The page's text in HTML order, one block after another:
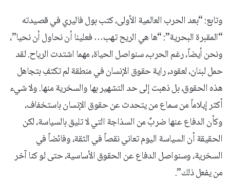
وتابع: “بعد الحرب العالمية الأولى، كتب بول فاليري في قصيدته
“المقبرة البحرية”: “ها هي الريح تهب… فعلينا أن نحاول أن نحيا”،
ونحن أيضاً، رغم الحرب، سنواصل الحياة، مهما اشتدت الرياح. لقد
حمل لبنان، لعقود، راية حقوق الإنسان في منطقة لم تكتفِ بتجاهل
هذه الحقوق، بل ذهبت إلى حد التشهير بها والسخرية منها. ولا شيء
أكثر إيلاماً من سماع من يتحدث عن حقوق الإنسان باستخفاف،
وكأن الدفاع عنها ضربٌ من السذاجة التي لا تليق بالسياسة، لكن
الحقيقة أن السياسة اليوم تعاني نقصاً في الثقة، وفائضاً في
السخرية، وسنواصل الدفاع عن الحقوق الأساسية، حتى لو كنا آخر
من يفعل ذلك”.